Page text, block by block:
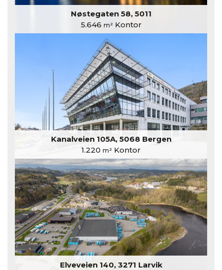
Nøstegaten 58, 5011
5.646 m²Kontor
Kanalveien 105A, 5068 Bergen
1.220 m² Kontor
Elveveien 140, 3271 Larvik